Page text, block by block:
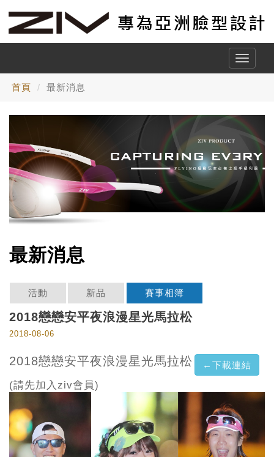
Toggle
首頁 最新消息
最新消息
活動 新品 賽事相簿
2018戀戀安平夜浪漫星光馬拉松
2018-08-06
2018戀戀安平夜浪漫星光馬拉松 ←下載連結
(請先加入ziv會員)